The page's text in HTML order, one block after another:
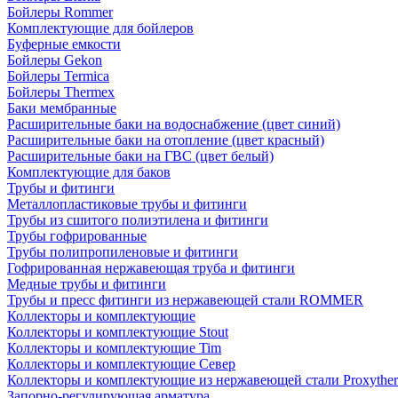
Бойлеры Rommer
Комплектующие для бойлеров
Буферные емкости
Бойлеры Gekon
Бойлеры Termica
Бойлеры Thermex
Баки мембранные
Расширительные баки на водоснабжение (цвет синий)
Расширительные баки на отопление (цвет красный)
Расширительные баки на ГВС (цвет белый)
Комплектующие для баков
Трубы и фитинги
Металлопластиковые трубы и фитинги
Трубы из сшитого полиэтилена и фитинги
Трубы гофрированные
Трубы полипропиленовые и фитинги
Гофрированная нержавеющая труба и фитинги
Медные трубы и фитинги
Трубы и пресс фитинги из нержавеющей стали ROMMER
Коллекторы и комплектующие
Коллекторы и комплектующие Stout
Коллекторы и комплектующие Tim
Коллекторы и комплектующие Север
Коллекторы и комплектующие из нержавеющей стали